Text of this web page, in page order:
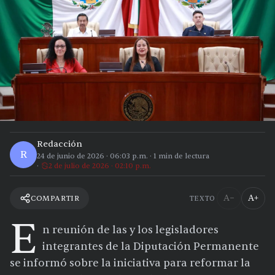
R
Redacción
24 de junio de 2026 · 06:03 p.m. · 1 min de lectura
2 de julio de 2026 · 02:10 p.m.
COMPARTIR TEXTO A− A+
E n reunión de las y los legisladores
integrantes de la Diputación Permanente
se informó sobre la iniciativa para reformar la